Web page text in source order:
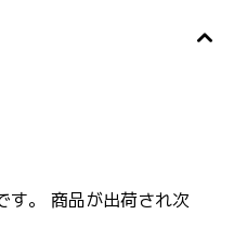
す。 商品が出荷され次